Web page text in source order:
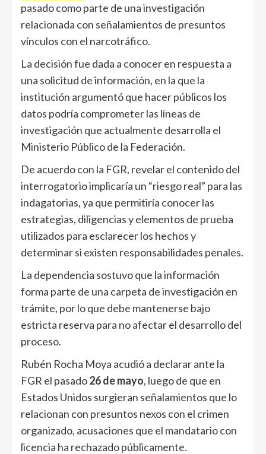
pasado como parte de una investigación
relacionada con señalamientos de presuntos
vínculos con el narcotráfico.
La decisión fue dada a conocer en respuesta a
una solicitud de información, en la que la
institución argumentó que hacer públicos los
datos podría comprometer las líneas de
investigación que actualmente desarrolla el
Ministerio Público de la Federación.
De acuerdo con la FGR, revelar el contenido del
interrogatorio implicaría un “riesgo real” para las
indagatorias, ya que permitiría conocer las
estrategias, diligencias y elementos de prueba
utilizados para esclarecer los hechos y
determinar si existen responsabilidades penales.
La dependencia sostuvo que la información
forma parte de una carpeta de investigación en
trámite, por lo que debe mantenerse bajo
estricta reserva para no afectar el desarrollo del
proceso.
Rubén Rocha Moya acudió a declarar ante la
FGR el pasado26 de mayo, luego de que en
Estados Unidos surgieran señalamientos que lo
relacionan con presuntos nexos con el crimen
organizado, acusaciones que el mandatario con
licencia ha rechazado públicamente.